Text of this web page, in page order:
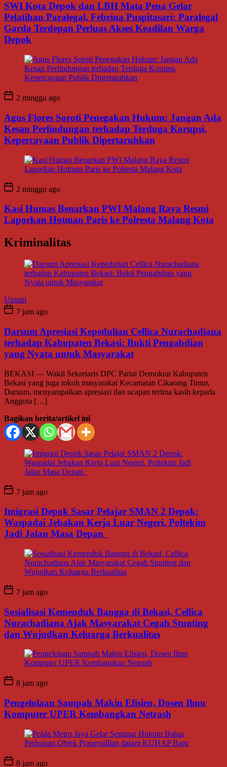
SWI Kota Depok dan LBH Mata Pena Gelar
Pelatihan Paralegal, Febrina Puspitasari: Paralegal
Garda Terdepan Perluas Akses Keadilan Warga
Depok
2 minggu ago
Agus Flores Soroti Penegakan Hukum: Jangan Ada
Kesan Perlindungan terhadap Terduga Korupsi,
Kepercayaan Publik Dipertaruhkan
2 minggu ago
Kasi Humas Benarkan PWI Malang Raya Resmi
Laporkan Hotman Paris ke Polresta Malang Kota
Kriminalitas
Umum
7 jam ago
Darsum Apresiasi Kepedulian Cellica Nurachadiana
terhadap Kabupaten Bekasi: Bukti Pengabdian
yang Nyata untuk Masyarakat
BEKASI — Wakil Sekretaris DPC Partai Demokrat Kabupaten
Bekasi yang juga tokoh masyarakat Kecamatan Cikarang Timur,
Darsum, menyampaikan apresiasi dan ucapan terima kasih kepada
Anggota […]
Bagikan berita/artikel ini
7 jam ago
Imigrasi Depok Sasar Pelajar SMAN 2 Depok:
Waspadai Jebakan Kerja Luar Negeri, Poltekim
Jadi Jalan Masa Depan
7 jam ago
Sosialisasi Kemenduk Bangga di Bekasi, Cellica
Nurachadiana Ajak Masyarakat Cegah Stunting
dan Wujudkan Keluarga Berkualitas
8 jam ago
Pengelolaan Sampah Makin Efisien, Dosen Ilmu
Komputer UPER Kembangkan Netrash
8 jam ago